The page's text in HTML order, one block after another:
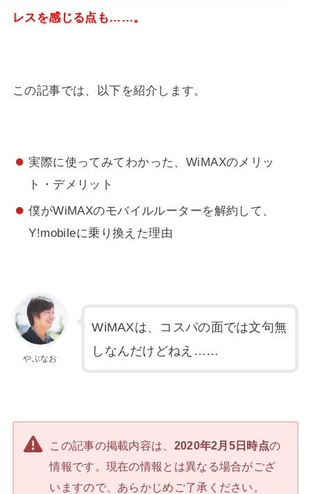
レスを感じる点も……。
この記事では、以下を紹介します。
実際に使ってみてわかった、WiMAXのメリッ
ト・デメリット
僕がWiMAXのモバイルルーターを解約して、
Y!mobileに乗り換えた理由
やぶなお
WiMAXは、コスパの面では文句無
しなんだけどねえ……
この記事の掲載内容は、 2020年2月5日時点の
情報です。現在の情報とは異なる場合がござ
いますので、あらかじめご了承ください。